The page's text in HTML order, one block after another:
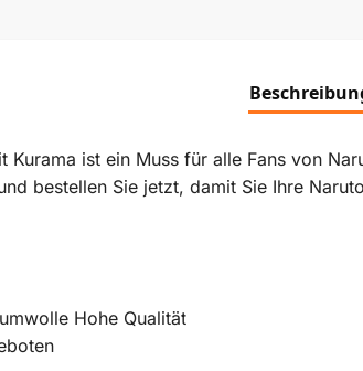
Kurama ist ein Muss für alle Fans von
bestellen Sie jetzt, damit Sie Ihre
Hohe Qualität